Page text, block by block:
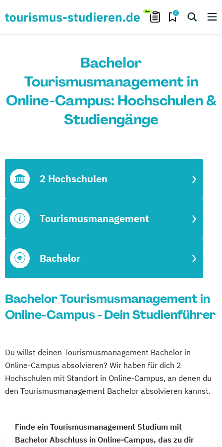
0
Bachelor
Tourismusmanagement in
Online-Campus: Hochschulen &
Studiengänge
Bachelor
Tourismusmanagement
2 Hochschulen
Bachelor Tourismusmanagement in
Online-Campus - Dein Studienführer
Du willst deinen Tourismusmanagement Bachelor in
Online-Campus absolvieren? Wir haben für dich 2
Hochschulen mit Standort in Online-Campus, an denen du
den Tourismusmanagement Bachelor absolvieren kannst.
Finde ein Tourismusmanagement Studium mit
Bachelor Abschluss in Online-Campus, das zu dir